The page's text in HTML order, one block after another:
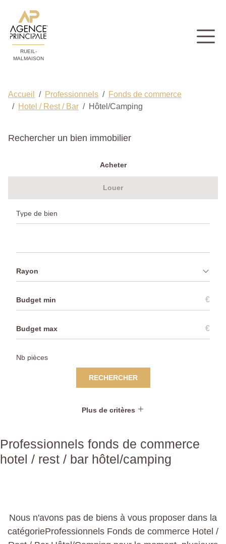
RUEIL-
MALMAISON
Accueil Professionnels
Fonds de commerce
Hotel / Rest / Bar
Hôtel/Camping
Rechercher un bien immobilier
Acheter
Louer
Rayon
€
€
RECHERCHER
Plus de critères
Professionnels fonds de commerce
hotel / rest / bar hôtel/camping
Nous n'avons pas de biens à vous proposer dans la
catégorieProfessionnels Fonds de commerce Hotel /